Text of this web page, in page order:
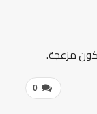
تكون مزعجة.
0